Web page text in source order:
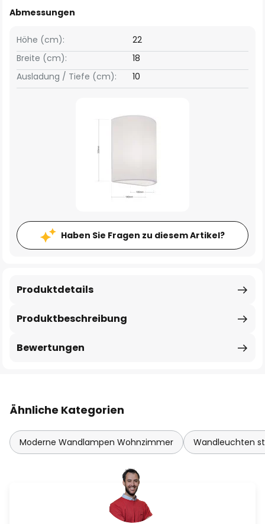
Abmessungen
Breite (cm): 18
Höhe (cm): 22
Ausladung / Tiefe (cm): 10
Haben Sie Fragen zu diesem Artikel?
Produktbeschreibung
Produktdetails
Bewertungen
Ähnliche Kategorien
Moderne Wandlampen Wohnzimmer Wandleuchten